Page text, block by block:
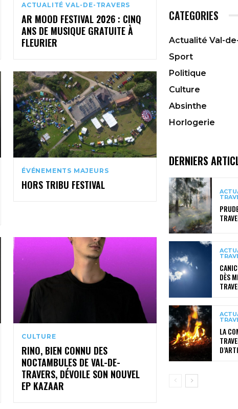
ACTUALITÉ VAL-DE-TRAVERS
AR MOOD FESTIVAL 2026 : CINQ
ANS DE MUSIQUE GRATUITE À
FLEURIER
ÉVÉNEMENTS MAJEURS
HORS TRIBU FESTIVAL
CULTURE
RINO, BIEN CONNU DES
NOCTAMBULES DE VAL-DE-
TRAVERS, DÉVOILE SON NOUVEL
EP KAZAAR
CATEGORIES
Actualité Val-
Sport
Politique
Culture
Absinthe
Horlogerie
DERNIERS
DÈS
LA